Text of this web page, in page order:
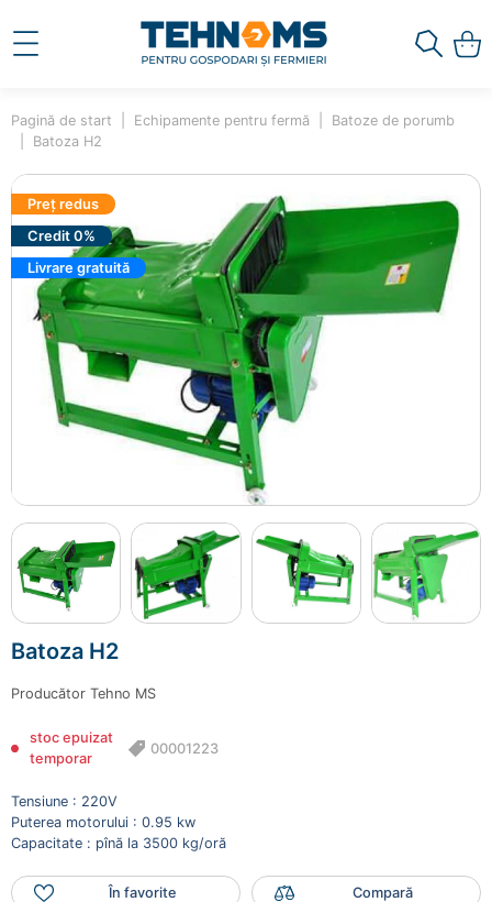
Pagină de start Echipamente pentru fermă
Batoze de porumb
Batoza H2
Preț redus
Credit 0%
Livrare gratuită
Batoza H2
Producător Tehno MS
stoc epuizat
temporar
00001223
Tensiune : 220V
Puterea motorului : 0.95 kw
Capacitate : pînă la 3500 kg/oră
În favorite Compară